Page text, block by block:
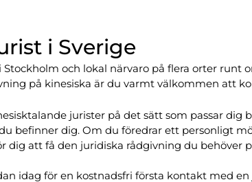
i Sverige
och lokal närvaro på flera orter runt
på kinesiska är du varmt välkommen att
jurister på det sätt som passar
befinner dig. Om du föredrar ett personligt
dig att få den juridiska rådgivning du behöver
idag för en kostnadsfri första kontakt med en